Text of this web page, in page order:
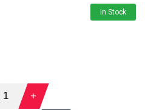
In Stock
1 +